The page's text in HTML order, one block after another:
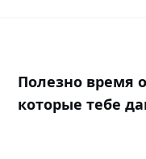
Полезно время
которые тебе